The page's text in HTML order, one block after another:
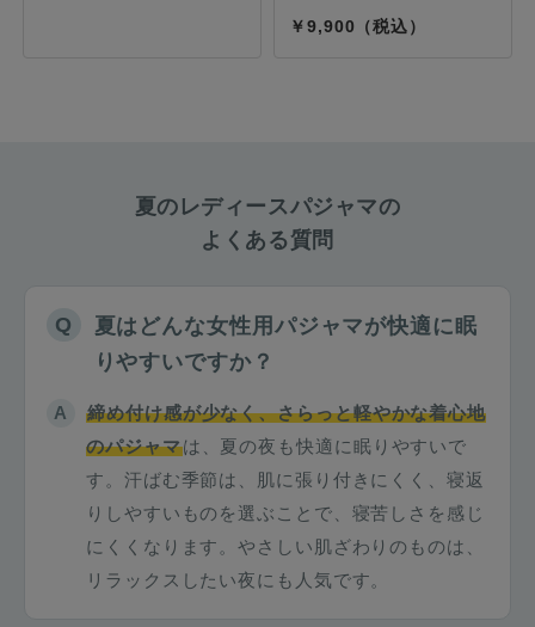
9,900
夏のレディースパジャマの
よくある質問
夏はどんな女性用パジャマが快適に眠
りやすいですか？
締め付け感が少なく、さらっと軽やかな着心地
のパジャマは、夏の夜も快適に眠りやすいで
す。汗ばむ季節は、肌に張り付きにくく、寝返
りしやすいものを選ぶことで、寝苦しさを感じ
にくくなります。やさしい肌ざわりのものは、
リラックスしたい夜にも人気です。